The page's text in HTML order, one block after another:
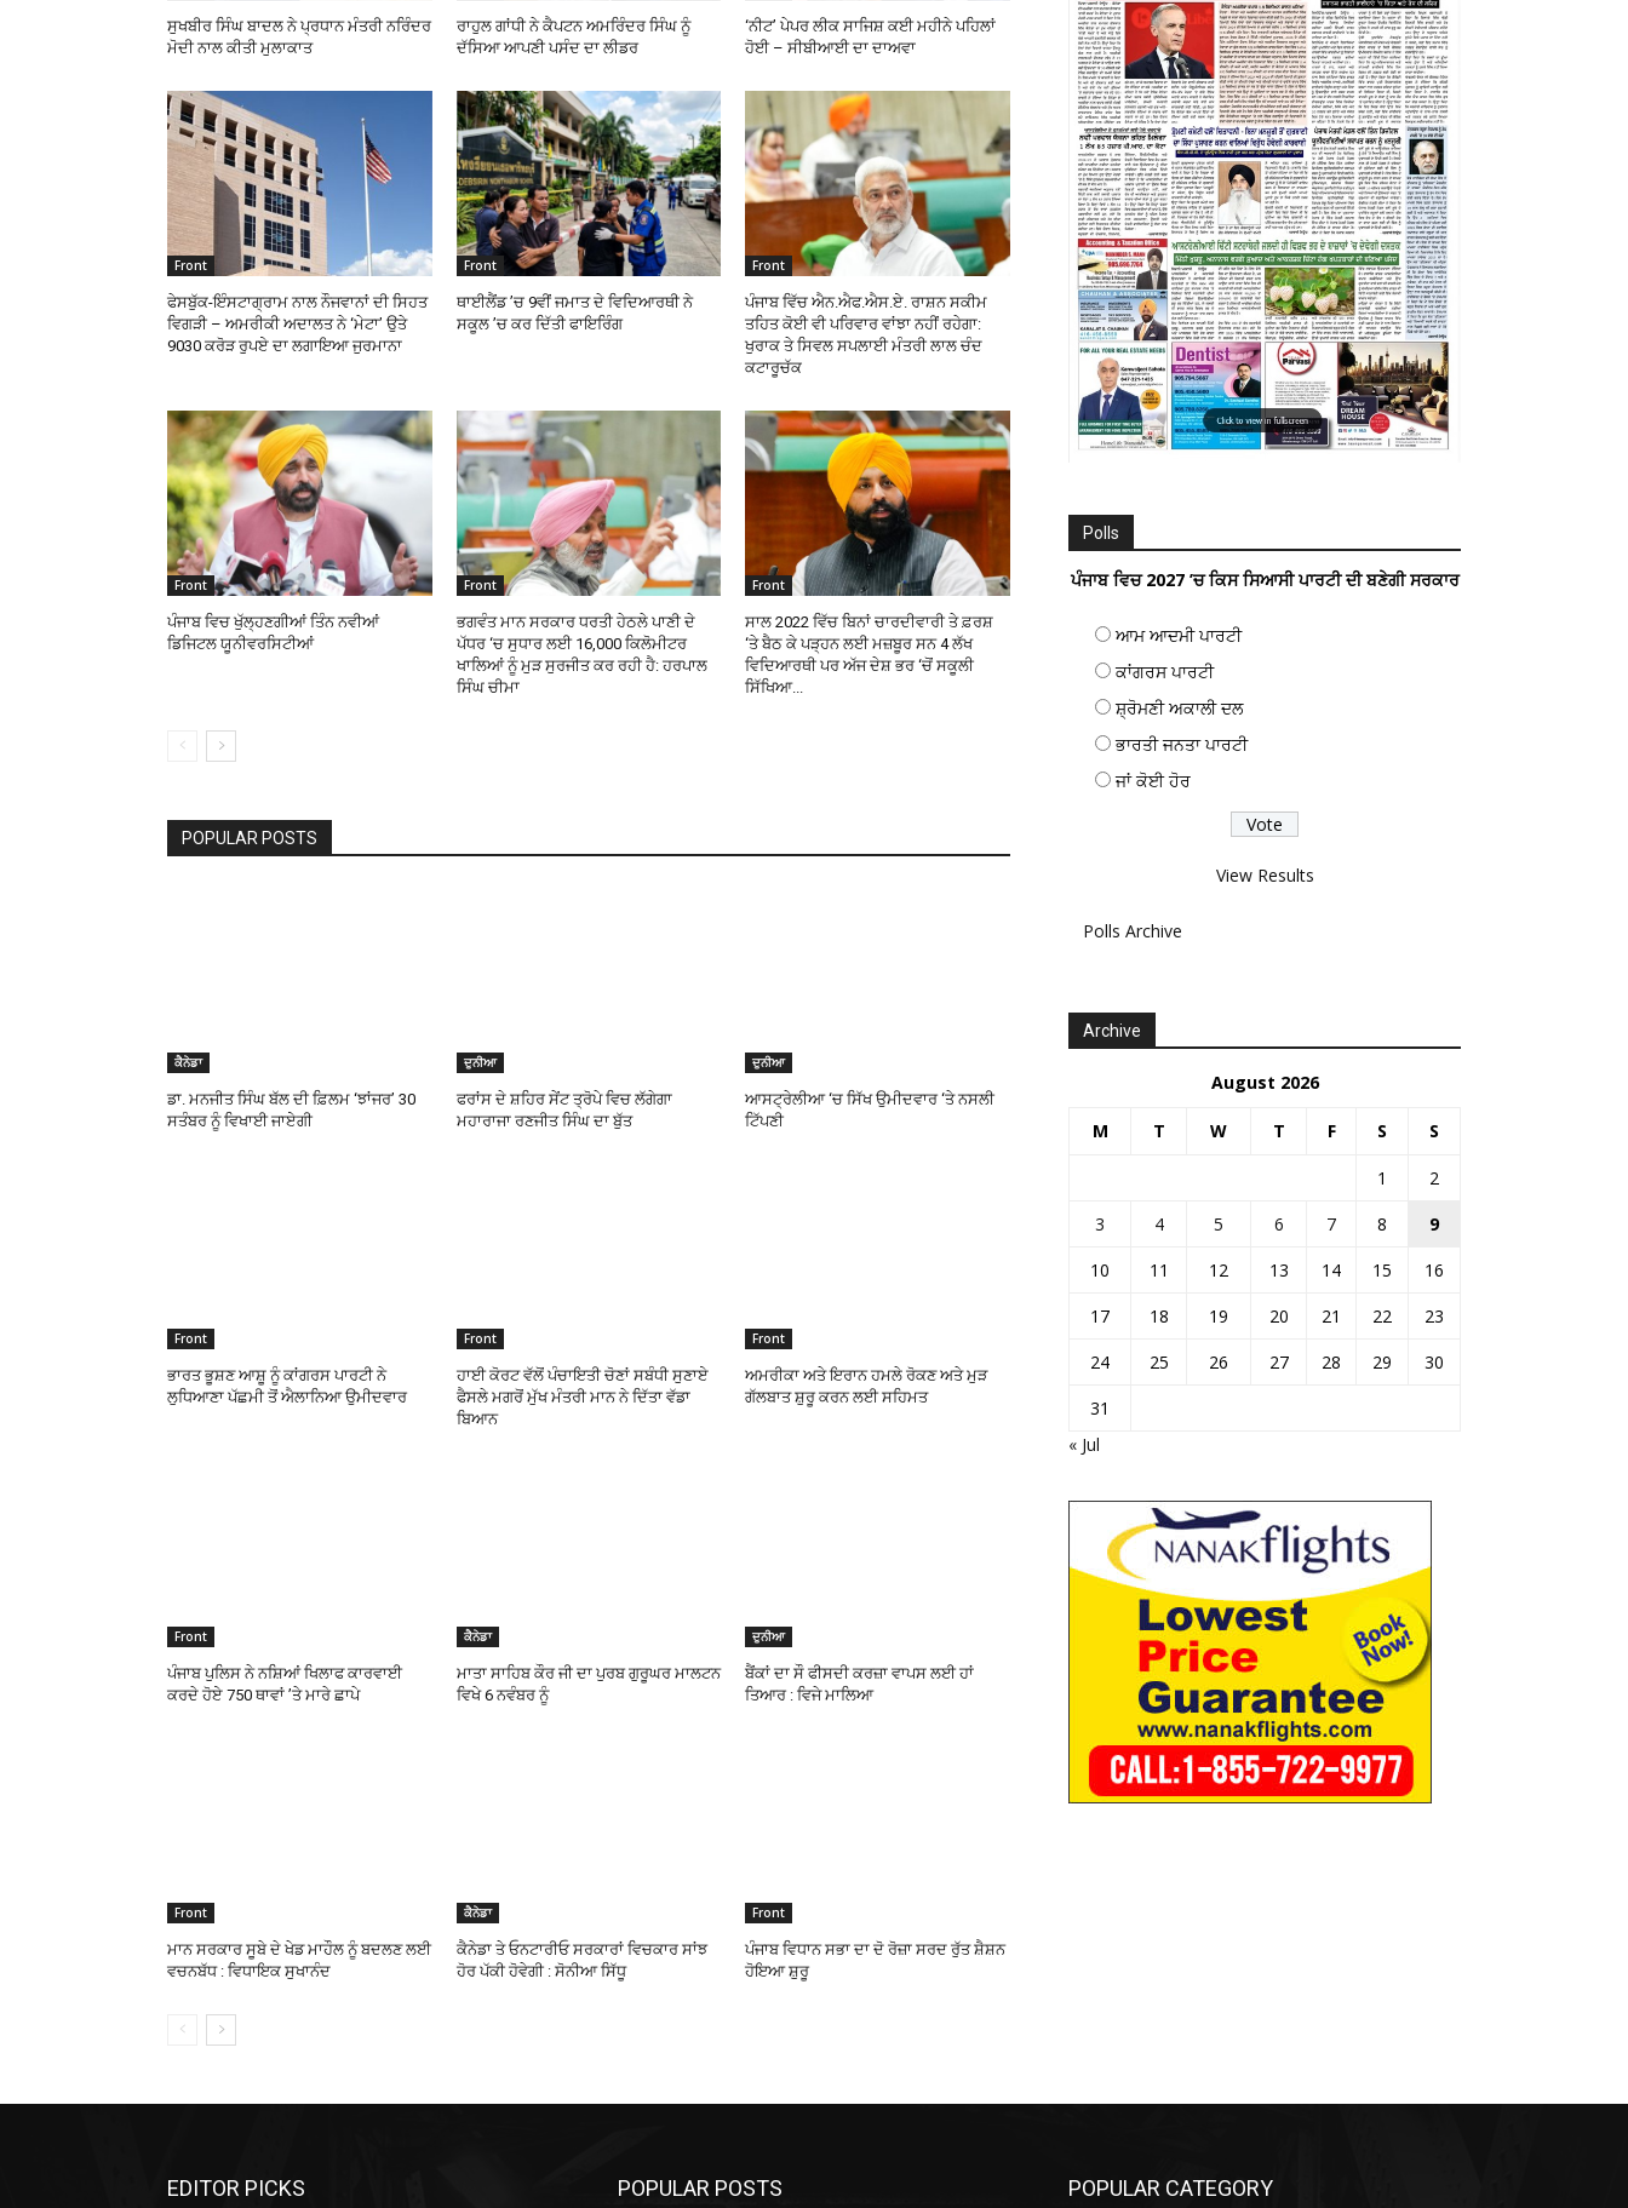
ਸੁਖਬੀਰ ਸਿੰਘ ਬਾਦਲ ਨੇ ਪ੍ਰਧਾਨ ਮੰਤਰੀ ਨਰਿੰਦਰ
ਮੋਦੀ ਨਾਲ ਕੀਤੀ ਮੁਲਾਕਾਤ
ਰਾਹੁਲ ਗਾਂਧੀ ਨੇ ਕੈਪਟਨ ਅਮਰਿੰਦਰ ਸਿੰਘ ਨੂੰ
ਦੱਸਿਆ ਆਪਣੀ ਪਸੰਦ ਦਾ ਲੀਡਰ
‘ਨੀਟ’ ਪੇਪਰ ਲੀਕ ਸਾਜਿਸ਼ ਕਈ ਮਹੀਨੇ ਪਹਿਲਾਂ
ਹੋਈ – ਸੀਬੀਆਈ ਦਾ ਦਾਅਵਾ
Front
ਫੇਸਬੁੱਕ-ਇੰਸਟਾਗ੍ਰਾਮ ਨਾਲ ਨੌਜਵਾਨਾਂ ਦੀ ਸਿਹਤ
ਵਿਗੜੀ – ਅਮਰੀਕੀ ਅਦਾਲਤ ਨੇ ‘ਮੇਟਾ’ ਉਤੇ
9030 ਕਰੋੜ ਰੁਪਏ ਦਾ ਲਗਾਇਆ ਜੁਰਮਾਨਾ
Front
ਥਾਈਲੈਂਡ ’ਚ 9ਵੀਂ ਜਮਾਤ ਦੇ ਵਿਦਿਆਰਥੀ ਨੇ
ਸਕੂਲ ’ਚ ਕਰ ਦਿੱਤੀ ਫਾਇਰਿੰਗ
Front
ਪੰਜਾਬ ਵਿੱਚ ਐਨ.ਐਫ.ਐਸ.ਏ. ਰਾਸ਼ਨ ਸਕੀਮ
ਤਹਿਤ ਕੋਈ ਵੀ ਪਰਿਵਾਰ ਵਾਂਝਾ ਨਹੀਂ ਰਹੇਗਾ:
ਖੁਰਾਕ ਤੇ ਸਿਵਲ ਸਪਲਾਈ ਮੰਤਰੀ ਲਾਲ ਚੰਦ
ਕਟਾਰੂਚੱਕ
Front
ਪੰਜਾਬ ਵਿਚ ਖੁੱਲ੍ਹਣਗੀਆਂ ਤਿੰਨ ਨਵੀਆਂ
ਡਿਜਿਟਲ ਯੂਨੀਵਰਸਿਟੀਆਂ
Front
ਭਗਵੰਤ ਮਾਨ ਸਰਕਾਰ ਧਰਤੀ ਹੇਠਲੇ ਪਾਣੀ ਦੇ
ਪੱਧਰ ‘ਚ ਸੁਧਾਰ ਲਈ 16,000 ਕਿਲੋਮੀਟਰ
ਖਾਲਿਆਂ ਨੂੰ ਮੁੜ ਸੁਰਜੀਤ ਕਰ ਰਹੀ ਹੈ: ਹਰਪਾਲ
ਸਿੰਘ ਚੀਮਾ
Front
ਸਾਲ 2022 ਵਿੱਚ ਬਿਨਾਂ ਚਾਰਦੀਵਾਰੀ ਤੇ ਫ਼ਰਸ਼
‘ਤੇ ਬੈਠ ਕੇ ਪੜ੍ਹਨ ਲਈ ਮਜ਼ਬੂਰ ਸਨ 4 ਲੱਖ
ਵਿਦਿਆਰਥੀ ਪਰ ਅੱਜ ਦੇਸ਼ ਭਰ ‘ਚੋਂ ਸਕੂਲੀ
ਸਿੱਖਿਆ...
POPULAR POSTS
ਕੈਨੇਡਾ
ਡਾ. ਮਨਜੀਤ ਸਿੰਘ ਬੱਲ ਦੀ ਫ਼ਿਲਮ ‘ਝਾਂਜਰ’ 30
ਸਤੰਬਰ ਨੂੰ ਵਿਖਾਈ ਜਾਏਗੀ
ਦੁਨੀਆ
ਫਰਾਂਸ ਦੇ ਸ਼ਹਿਰ ਸੇਂਟ ਤ੍ਰੋਪੇ ਵਿਚ ਲੱਗੇਗਾ
ਮਹਾਰਾਜਾ ਰਣਜੀਤ ਸਿੰਘ ਦਾ ਬੁੱਤ
ਦੁਨੀਆ
ਆਸਟ੍ਰੇਲੀਆ ‘ਚ ਸਿੱਖ ਉਮੀਦਵਾਰ ‘ਤੇ ਨਸਲੀ
ਟਿੱਪਣੀ
Front
ਭਾਰਤ ਭੂਸ਼ਣ ਆਸ਼ੂ ਨੂੰ ਕਾਂਗਰਸ ਪਾਰਟੀ ਨੇ
ਲੁਧਿਆਣਾ ਪੱਛਮੀ ਤੋਂ ਐਲਾਨਿਆ ਉਮੀਦਵਾਰ
Front
ਹਾਈ ਕੋਰਟ ਵੱਲੋਂ ਪੰਚਾਇਤੀ ਚੋਣਾਂ ਸਬੰਧੀ ਸੁਣਾਏ
ਫੈਸਲੇ ਮਗਰੋਂ ਮੁੱਖ ਮੰਤਰੀ ਮਾਨ ਨੇ ਦਿੱਤਾ ਵੱਡਾ
ਬਿਆਨ
Front
ਅਮਰੀਕਾ ਅਤੇ ਇਰਾਨ ਹਮਲੇ ਰੋਕਣ ਅਤੇ ਮੁੜ
ਗੱਲਬਾਤ ਸ਼ੁਰੂ ਕਰਨ ਲਈ ਸਹਿਮਤ
Front
ਪੰਜਾਬ ਪੁਲਿਸ ਨੇ ਨਸ਼ਿਆਂ ਖਿਲਾਫ ਕਾਰਵਾਈ
ਕਰਦੇ ਹੋਏ 750 ਥਾਵਾਂ ’ਤੇ ਮਾਰੇ ਛਾਪੇ
ਕੈਨੇਡਾ
ਮਾਤਾ ਸਾਹਿਬ ਕੌਰ ਜੀ ਦਾ ਪੁਰਬ ਗੁਰੂਘਰ ਮਾਲਟਨ
ਵਿਖੇ 6 ਨਵੰਬਰ ਨੂੰ
ਦੁਨੀਆ
ਬੈਂਕਾਂ ਦਾ ਸੌ ਫੀਸਦੀ ਕਰਜ਼ਾ ਵਾਪਸ ਲਈ ਹਾਂ
ਤਿਆਰ : ਵਿਜੇ ਮਾਲਿਆ
Front
ਮਾਨ ਸਰਕਾਰ ਸੂਬੇ ਦੇ ਖੇਡ ਮਾਹੌਲ ਨੂੰ ਬਦਲਣ ਲਈ
ਵਚਨਬੱਧ : ਵਿਧਾਇਕ ਸੁਖਾਨੰਦ
ਕੈਨੇਡਾ
ਕੈਨੇਡਾ ਤੇ ਓਨਟਾਰੀਓ ਸਰਕਾਰਾਂ ਵਿਚਕਾਰ ਸਾਂਝ
ਹੋਰ ਪੱਕੀ ਹੋਵੇਗੀ : ਸੋਨੀਆ ਸਿੱਧੂ
Front
ਪੰਜਾਬ ਵਿਧਾਨ ਸਭਾ ਦਾ ਦੋ ਰੋਜ਼ਾ ਸਰਦ ਰੁੱਤ ਸ਼ੈਸ਼ਨ
ਹੋਇਆ ਸ਼ੁਰੂ
Polls
ਪੰਜਾਬ ਵਿਚ 2027 ’ਚ ਕਿਸ ਸਿਆਸੀ ਪਾਰਟੀ ਦੀ ਬਣੇਗੀ ਸਰਕਾਰ
ਆਮ ਆਦਮੀ ਪਾਰਟੀ
ਕਾਂਗਰਸ ਪਾਰਟੀ
ਸ਼੍ਰੋਮਣੀ ਅਕਾਲੀ ਦਲ
ਭਾਰਤੀ ਜਨਤਾ ਪਾਰਟੀ
ਜਾਂ ਕੋਈ ਹੋਰ
View Results
Polls Archive
Archive
August 2026
M T W T F S S
1
2
3
4 5 6 7 8
9
10
11 12 13 14 15
16
17
18 19 20 21 22
23
24
25 26 27 28 29
30
31
« Jul
EDITOR PICKS POPULAR POSTS POPULAR CATEGORY